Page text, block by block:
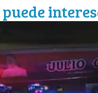
puede